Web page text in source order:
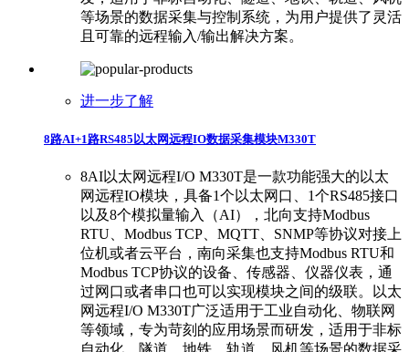
等场景的数据采集与控制系统，为用户提供了灵活
且可靠的远程输入/输出解决方案。
进一步了解
8路AI+1路RS485以太网远程IO数据采集模块M330T
8AI以太网远程I/O M330T是一款功能强大的以太
网远程IO模块，具备1个以太网口、1个RS485接口
以及8个模拟量输入（AI），北向支持Modbus
RTU、Modbus TCP、MQTT、SNMP等协议对接上
位机或者云平台，南向采集也支持Modbus RTU和
Modbus TCP协议的设备、传感器、仪器仪表，通
过网口或者串口也可以实现模块之间的级联。以太
网远程I/O M330T广泛适用于工业自动化、物联网
等领域，专为苛刻的应用场景而研发，适用于非标
自动化、隧道、地铁、轨道、风机等场景的数据采